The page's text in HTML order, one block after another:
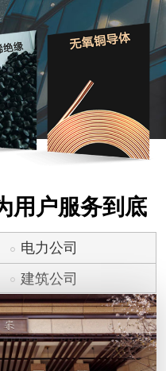
用户服务到底
电力公司
建筑公司